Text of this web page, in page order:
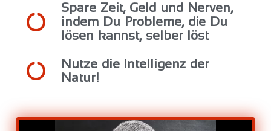
Spare Zeit, Geld und Nerven,
indem Du Probleme, die Du
lösen kannst, selber löst
Nutze die Intelligenz der
Natur!